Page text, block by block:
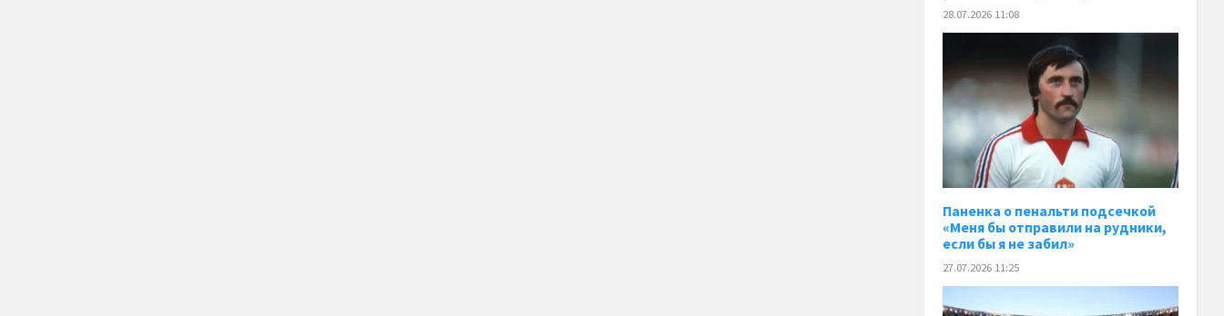
28.07.2026 11:08
Паненка o пенальти подсечкой
«Меня бы отправили на рудники,
если бы я не забил»
27.07.2026 11:25